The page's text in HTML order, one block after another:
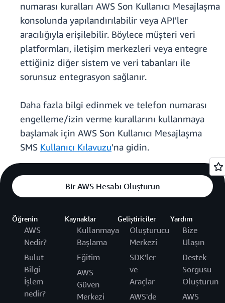
numarası kuralları AWS Son Kullanıcı Mesajlaşma
konsolunda yapılandırılabilir veya API'ler
aracılığıyla erişilebilir. Böylece müşteri veri
platformları, iletişim merkezleri veya entegre
ettiğiniz diğer sistem ve veri tabanları ile
sorunsuz entegrasyon sağlanır.
Daha fazla bilgi edinmek ve telefon numarası
engelleme/izin verme kurallarını kullanmaya
başlamak için AWS Son Kullanıcı Mesajlaşma
SMS Kullanıcı Kılavuzu'na gidin.
Bir AWS Hesabı Oluşturun
Öğrenin
AWS
Nedir?
Bulut
Bilgi
İşlem
nedir?
Kaynaklar
Kullanmaya
Başlama
Eğitim
AWS
Güven
Merkezi
Geliştiriciler
Oluşturucu
Merkezi
SDK'ler
ve
Araçlar
AWS'de
Yardım
Bize
Ulaşın
Destek
Sorgusu
Oluşturun
AWS